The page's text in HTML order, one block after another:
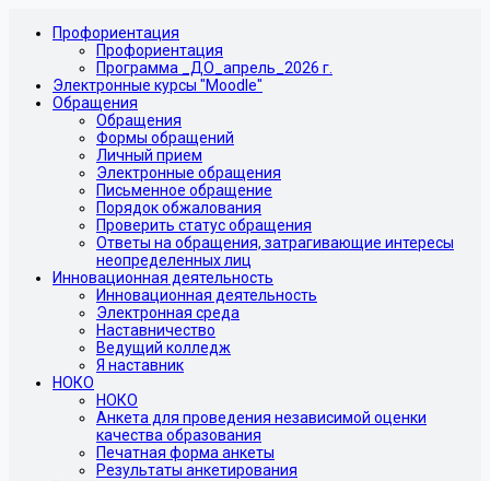
Профориентация
Профориентация
Программа _ДО_апрель_2026 г.
Электронные курсы "Moodle"
Обращения
Обращения
Формы обращений
Личный прием
Электронные обращения
Письменное обращение
Порядок обжалования
Проверить статус обращения
Ответы на обращения, затрагивающие интересы
неопределенных лиц
Инновационная деятельность
Инновационная деятельность
Электронная среда
Наставничество
Ведущий колледж
Я наставник
НОКО
НОКО
Анкета для проведения независимой оценки
качества образования
Печатная форма анкеты
Результаты анкетирования